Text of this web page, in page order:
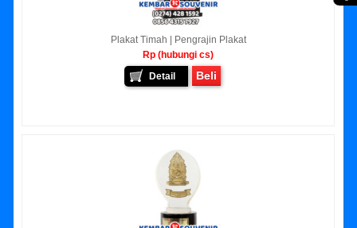
Plakat Timah | Pengrajin Plakat
Rp (hubungi cs)
Detail
Beli